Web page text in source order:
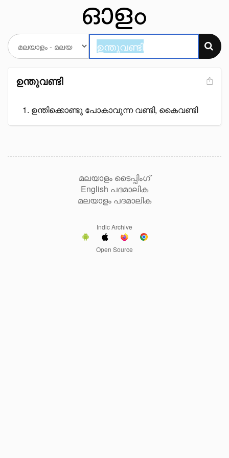
ഉന്തുവണ്ടി
ഉന്തിക്കൊണ്ടു പോകാവുന്ന വണ്ടി, കൈവണ്ടി
മലയാളം ടൈപ്പിംഗ്
English പദമാലിക
മലയാളം പദമാലിക
Indic Archive
Open Source